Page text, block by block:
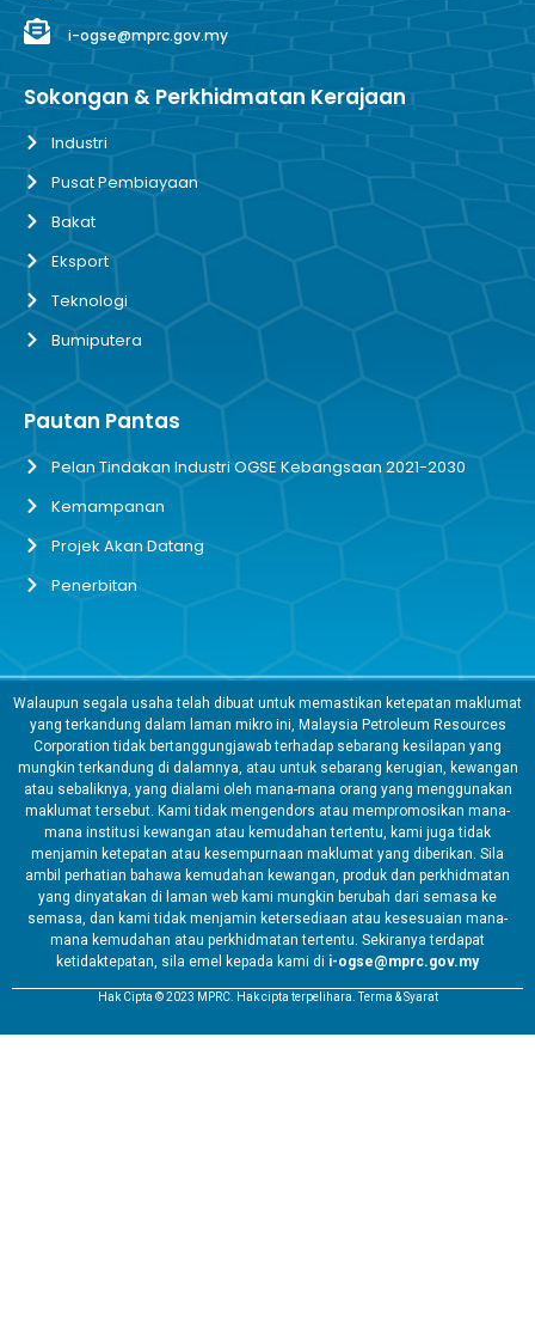
i-ogse@mprc.gov.my
Sokongan & Perkhidmatan Kerajaan
Industri
Pusat Pembiayaan
Bakat
Eksport
Teknologi
Bumiputera
Pautan Pantas
Pelan Tindakan Industri OGSE Kebangsaan 2021-2030
Kemampanan
Projek Akan Datang
Penerbitan
Walaupun segala usaha telah dibuat untuk memastikan ketepatan maklumat
yang terkandung dalam laman mikro ini, Malaysia Petroleum Resources
Corporation tidak bertanggungjawab terhadap sebarang kesilapan yang
mungkin terkandung di dalamnya, atau untuk sebarang kerugian, kewangan
atau sebaliknya, yang dialami oleh mana-mana orang yang menggunakan
maklumat tersebut. Kami tidak mengendors atau mempromosikan mana-
mana institusi kewangan atau kemudahan tertentu, kami juga tidak
menjamin ketepatan atau kesempurnaan maklumat yang diberikan. Sila
ambil perhatian bahawa kemudahan kewangan, produk dan perkhidmatan
yang dinyatakan di laman web kami mungkin berubah dari semasa ke
semasa, dan kami tidak menjamin ketersediaan atau kesesuaian mana-
mana kemudahan atau perkhidmatan tertentu. Sekiranya terdapat
ketidaktepatan, sila emel kepada kami di i-ogse@mprc.gov.my
Hak Cipta © 2023 MPRC. Hak cipta terpelihara. Terma & Syarat